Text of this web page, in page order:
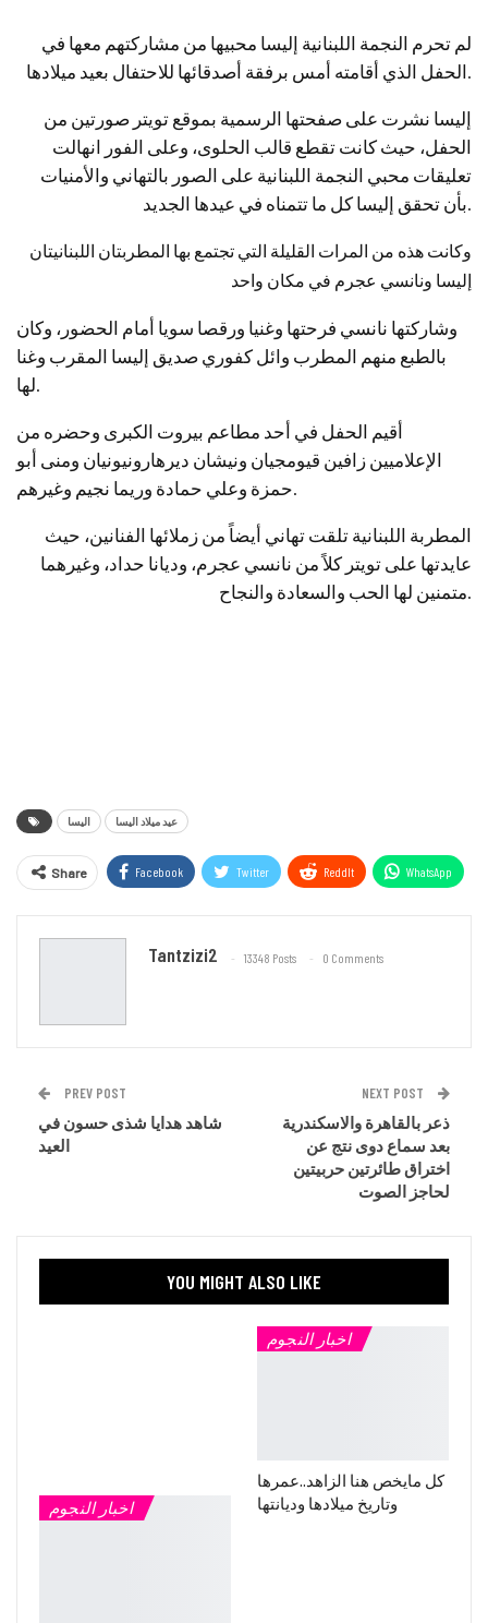
لم تحرم النجمة اللبنانية إليسا محبيها من مشاركتهم معها في
الحفل الذي أقامته أمس برفقة أصدقائها للاحتفال بعيد ميلادها.
إليسا نشرت على صفحتها الرسمية بموقع تويتر صورتين من
الحفل، حيث كانت تقطع قالب الحلوى، وعلى الفور انهالت
تعليقات محبي النجمة اللبنانية على الصور بالتهاني والأمنيات
بأن تحقق إليسا كل ما تتمناه في عيدها الجديد.
وكانت هذه من المرات القليلة التي تجتمع بها المطربتان اللبنانيتان
إليسا ونانسي عجرم في مكان واحد
وشاركتها نانسي فرحتها وغنيا ورقصا سويا أمام الحضور، وكان
بالطبع منهم المطرب وائل كفوري صديق إليسا المقرب وغنا
لها.
أقيم الحفل في أحد مطاعم بيروت الكبرى وحضره من
الإعلاميين زافين قيومجيان ونيشان ديرهارونيونيان ومنى أبو
حمزة وعلي حمادة وريما نجيم وغيرهم.
المطربة اللبنانية تلقت تهاني أيضاً من زملائها الفنانين، حيث
عايدتها على تويتر كلاً من نانسي عجرم، وديانا حداد، وغيرهما
متمنين لها الحب والسعادة والنجاح.
اليسا عيد ميلاد اليسا
Share Facebook Twitter ReddIt WhatsApp
Tantzizi2 13348 Posts 0 Comments
PREV POST
شاهد هدايا شذى حسون في
العيد
NEXT POST
ذعر بالقاهرة والاسكندرية
بعد سماع دوى نتج عن
اختراق طائرتين حربيتين
لحاجز الصوت
YOU MIGHT ALSO LIKE
اخبار النجوم
اخبار النجوم
كل مايخص هنا الزاهد..عمرها
وتاريخ ميلادها وديانتها